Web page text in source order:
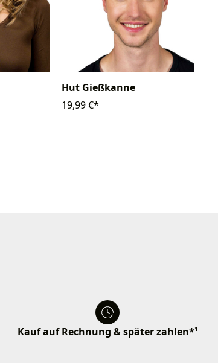
Hut Gießkanne
19,99 €*
Kauf auf Rechnung & später zahlen*¹